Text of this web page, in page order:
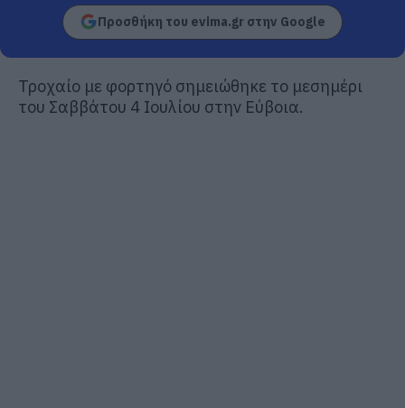
Προσθήκη του evima.gr στην Google
Τροχαίο με φορτηγό σημειώθηκε το μεσημέρι
του Σαββάτου 4 Ιουλίου στην Εύβοια.